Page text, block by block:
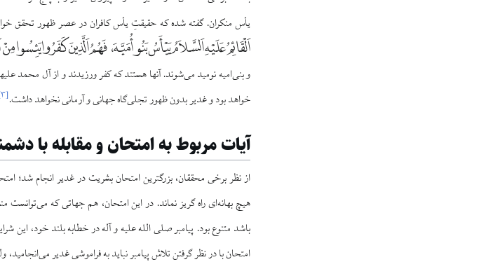
يأس منكران. گفته شده که حقيقتِ يأس کافران در عصر ظهور تحقق
اَلْقَائِمُ عَلَیْهِ اَلسَّلاَمُ یَیْأَسُ بَنُو أُمَیَّهَ، فَهُمُ اَلَّذِینَ کَفَرُوا یَئِسُوا
و بنى‌‏اميه نوميد مى‌‏شوند. آنها هستند كه كفر ورزيدند و از آل‏ محمد
خواهد بود و غدير بدون ظهور تجلی‌گاه جهانى و آرمانى نخواهد داشت.[۳
آيات مربوط به امتحان و مقابله با
از نظر برخی محققان، بزرگ‏ترين امتحان بشریت در غدير انجام شد؛
هيچ بهانه‌‏اى راه گريز نماند. در اين امتحان، هم جهاتى كه
باشد متنوع بود. پيامبر صلى الله عليه و آله در خطابه بلند خود، اين
امتحان با در نظر گرفتن تلاش پیامبر نباید به فراموشی غدیر